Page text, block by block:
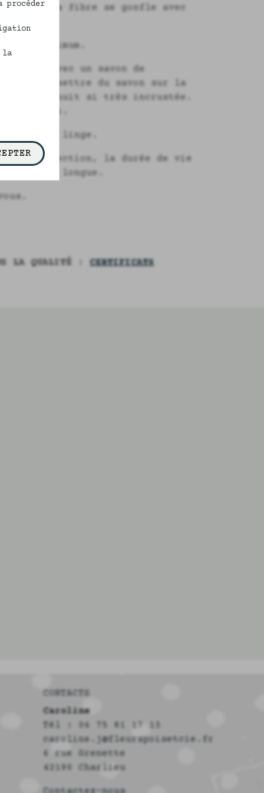
que la fibre se gonfle avec
C maximum.
frotter avec un savon de
Remettre du savon sur la
agir une nuit si très incrustée.
parfait.
le sèche linge.
votre collection, la durée de vie
assez longue.
LA QUALITÉ : CERTIFICATS
procéder
la
CONTACTS
Caroline
Tél : 06 75 81 17 13
caroline.j@fleurspoisetcie.fr
6 rue Grenette
42190 Charlieu